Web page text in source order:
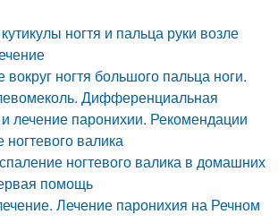
ногтя и пальца руки возле
вокруг ногтя большого пальца ноги.
Дифференциальная
и лечение паронихии. Рекомендации
ногтевого валика
ногтевого валика в домашних
помощь
Лечение паронихия на Речном